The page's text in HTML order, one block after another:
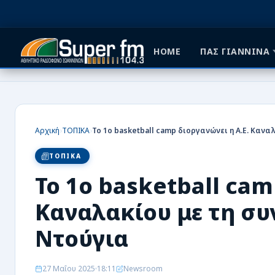
HOME ΠΑΣ ΓΙΑΝΝΙΝΑ
HOME
ΜΠΑΣΚΕΤ
Αρχική›ΤΟΠΙΚΑ›
ΤΟΠΙΚΑ
Το 1ο basketball
Καναλακίου με τη
Ντούγια
27 Μαΐου 2025 18:11 Newsroom